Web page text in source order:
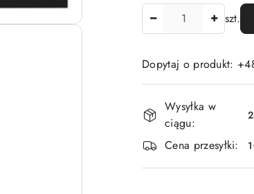
szt.
Dopytaj o produkt:
Dostępność
i
dostawa
Wysyłka w
ciągu:
Cena przesyłki: